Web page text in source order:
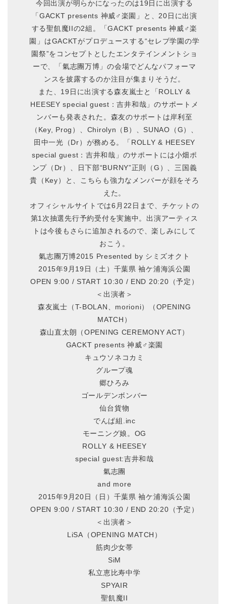
今回出演が明らかになったのは19日に出演する
「GACKT presents 神威♂楽園」と、20日に出演
する聖飢魔IIの2組。「GACKT presents 神威♂楽
園」はGACKTがプロデュースする“セレブ学園の学
園祭”をコンセプトとしたエンタテインメントショ
ーで、「氣志團万博」の会場でどんなパフォーマ
ンスを披露するのか注目が集まりそうだ。
また、19日に出演する森友嵐士と「ROLLY &
HEESEY special guest：吉井和哉」のサポートメ
ンバーも発表された。森友のサポートは岸利至
（Key, Prog）、Chirolyn（B）、SUNAO（G）、
田中一光（Dr）が務める。「ROLLY & HEESEY
special guest：吉井和哉」のサポートには小畑ポ
ンプ（Dr）、日下部“BURNY”正則（G）、三国義
貴（Key）と、こちらも強力なメンバーが顔をそろ
えた。
オフィシャルサイトでは6月22日まで、チケットの
第1次抽選先行予約受付を実施中。出演アーティス
トは今後もさらに追加されるので、楽しみにして
おこう。
氣志團万博2015 Presented by シミズオクト
2015年9月19日（土）千葉県 袖ケ浦海浜公園
OPEN 9:00 / START 10:30 / END 20:20（予定）
＜出演者＞
森友嵐士（T-BOLAN、morioni）（OPENING
MATCH）
森山直太朗（OPENING CEREMONY ACT）
GACKT presents 神威♂楽園
キュウソネコカミ
グループ魂
郷ひろみ
ゴールデンボンバー
仙台貨物
でんぱ組.inc
モーニング娘。OG
ROLLY & HEESEY
special guest:吉井和哉
氣志團
and more
2015年9月20日（日）千葉県 袖ケ浦海浜公園
OPEN 9:00 / START 10:30 / END 20:20（予定）
＜出演者＞
LiSA（OPENING MATCH）
筋肉少女帯
SiM
私立恵比寿中学
SPYAIR
聖飢魔II